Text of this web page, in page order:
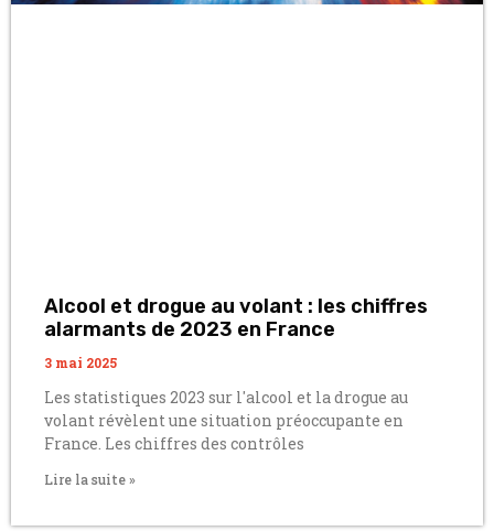
Alcool et drogue au volant : les chiffres
alarmants de 2023 en France
3 mai 2025
Les statistiques 2023 sur l'alcool et la drogue au
volant révèlent une situation préoccupante en
France. Les chiffres des contrôles
Lire la suite »